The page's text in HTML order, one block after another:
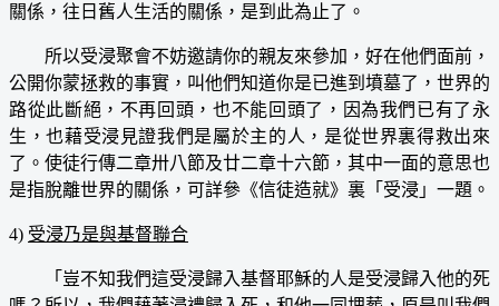
關係，往日舊人生活的關係，是到此為止了。
所以受浸聚會不妨邀請你的親友來參加，好在他們面前，
公開你蒙拯救的事實，叫他們知道你是已進到墳墓了，世界的
路從此斷絕，不再回頭，也不能回頭了，因為我們已有了永
生，也藉受浸見證我們是屬於主的人，是從世界裏得救出來
了。使徒行傳二章卅八節及廿二章十六節，其中一面的意思也
是指脫離世界的關係，可詳參《信徒造就》裏「受浸」一題。
4) 受浸乃是與基督聯合
「豈不知我們這受浸歸入基督耶穌的人是受浸歸入他的死